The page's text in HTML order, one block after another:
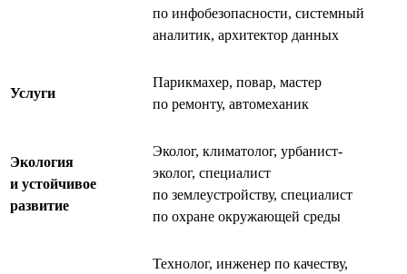
по инфобезопасности, системный
аналитик, архитектор данных
Услуги
Парикмахер, повар, мастер
по ремонту, автомеханик
Экология
и устойчивое
развитие
Эколог, климатолог, урбанист-
эколог, специалист
по землеустройству, специалист
по охране окружающей среды
Технолог, инженер по качеству,